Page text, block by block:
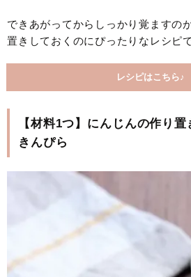
できあがってからしっかり覚ますの
置きしておくのにぴったりなレシピで
レシピはこちら♪
【材料1つ】にんじんの作り
きんぴら